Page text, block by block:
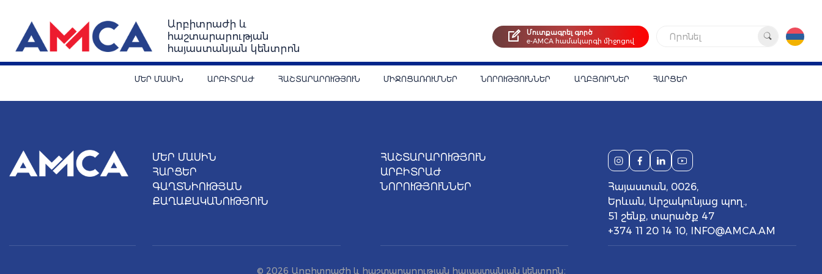
Արբիտրաժի և
հաշտարարության
հայաստանյան կենտրոն
Մուտքագրել գործ
e-AMCA համակարգի միջոցով
Որոնել
ՄԵՐ ՄԱՍԻՆ ԱՐԲԻՏՐԱԺ ՀԱՇՏԱՐԱՐՈՒԹՅՈՒՆ ՄԻՋՈՑԱՌՈՒՄՆԵՐ ՆՈՐՈՒԹՅՈՒՆՆԵՐ ԱՂԲՅՈՒՐՆԵՐ ՀԱՐՑԵՐ
ՄԵՐ ՄԱՍԻՆ
ՀԱՐՑԵՐ
ԳԱՂՏՆԻՈՒԹՅԱՆ
ՔԱՂԱՔԱԿԱՆՈՒԹՅՈՒՆ
ՀԱՇՏԱՐԱՐՈՒԹՅՈՒՆ
ԱՐԲԻՏՐԱԺ
ՆՈՐՈՒԹՅՈՒՆՆԵՐ
Հայաստան, 0026,
Երևան, Արշակունյաց պող.,
51 շենք, տարածք 47
+374 11 20 14 10, INFO@AMCA.AM
© 2026 Արբիտրաժի և հաշտարարության հայաստանյան կենտրոն։